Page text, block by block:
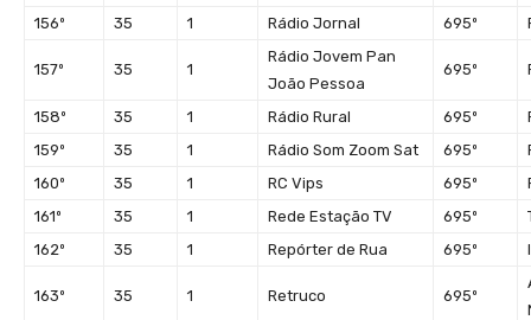
156º
35 1 Rádio Jornal 695º
157º 35 1
Rádio Jovem Pan
João Pessoa
695º
158º 35 1 Rádio Rural 695º
159º
35 1 Rádio Som Zoom Sat 695º
160º
35 1 RC Vips 695º
161º
35 1 Rede Estação TV 695º
162º
35 1 Repórter de Rua 695º
163º 35 1 Retruco 695º